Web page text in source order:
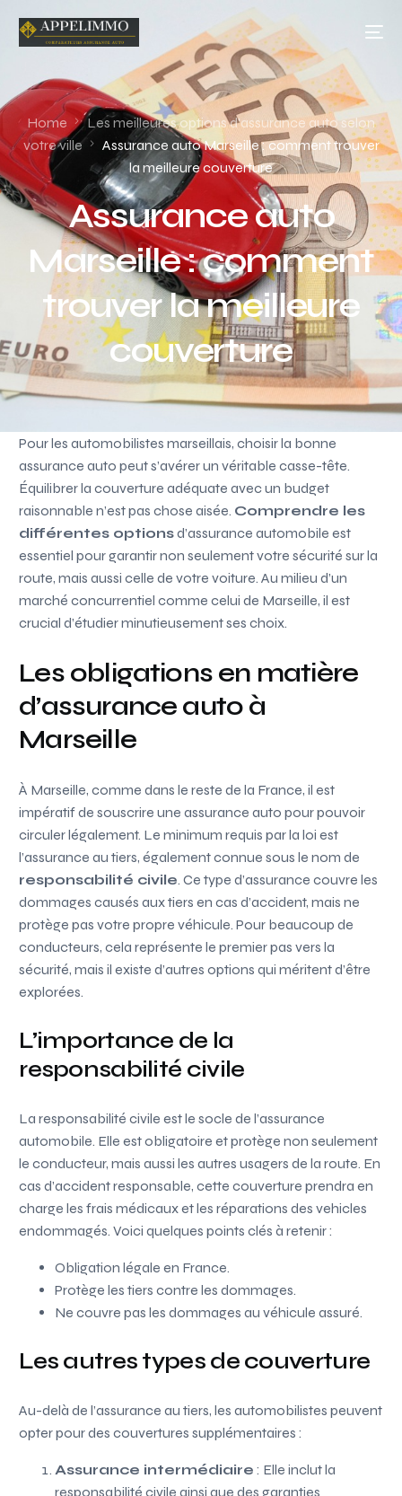
Home
Les meilleures options d'assurance auto selon
votre ville
Assurance auto Marseille : comment trouver
la meilleure couverture
Assurance auto
Marseille : comment
trouver la meilleure
couverture
Pour les automobilistes marseillais, choisir la bonne
assurance auto peut s’avérer un véritable casse-tête.
Équilibrer la couverture adéquate avec un budget
raisonnable n’est pas chose aisée. Comprendre les
différentes optionsd’assurance automobile est
essentiel pour garantir non seulement votre sécurité sur la
route, mais aussi celle de votre voiture. Au milieu d’un
marché concurrentiel comme celui de Marseille, il est
crucial d’étudier minutieusement ses choix.
Les obligations en matière
d’assurance auto à
Marseille
À Marseille, comme dans le reste de la France, il est
impératif de souscrire une assurance auto pour pouvoir
circuler légalement. Le minimum requis par la loi est
l’assurance au tiers, également connue sous le nom de
responsabilité civile. Ce type d’assurance couvre les
dommages causés aux tiers en cas d’accident, mais ne
protège pas votre propre véhicule. Pour beaucoup de
conducteurs, cela représente le premier pas vers la
sécurité, mais il existe d’autres options qui méritent d’être
explorées.
L’importance de la
responsabilité civile
La responsabilité civile est le socle de l’assurance
automobile. Elle est obligatoire et protège non seulement
le conducteur, mais aussi les autres usagers de la route. En
cas d’accident responsable, cette couverture prendra en
charge les frais médicaux et les réparations des vehicles
endommagés. Voici quelques points clés à retenir :
Obligation légale en France.
Protège les tiers contre les dommages.
Ne couvre pas les dommages au véhicule assuré.
Les autres types de couverture
Au-delà de l’assurance au tiers, les automobilistes peuvent
opter pour des couvertures supplémentaires :
Assurance intermédiaire : Elle inclut la
responsabilité civile ainsi que des garanties